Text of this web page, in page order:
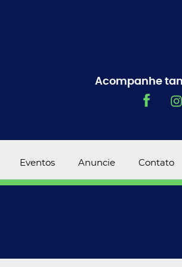
Acompanhe
Eventos Anuncie Contato